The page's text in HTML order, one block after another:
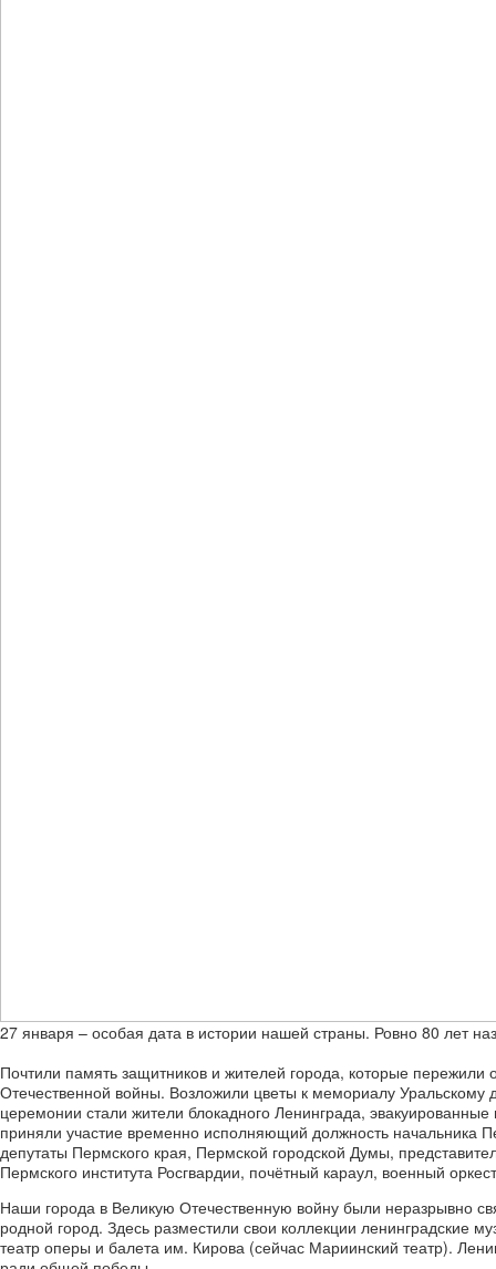
27 января – особая дата в истории нашей страны. Ровно 80 лет
Почтили память защитников и жителей города, которые пережили
Отечественной войны. Возложили цветы к мемориалу Уральскому
церемонии стали жители блокадного Ленинграда,
приняли участие временно исполняющий должность начальника
депутаты Пермского края, Пермской городской Думы,
Пермского института Росгвардии, почётный караул, военный
Наши города в Великую Отечественную войну были неразрывно
родной город. Здесь разместили свои коллекции
театр оперы и балета им. Кирова (сейчас Мариинский театр).